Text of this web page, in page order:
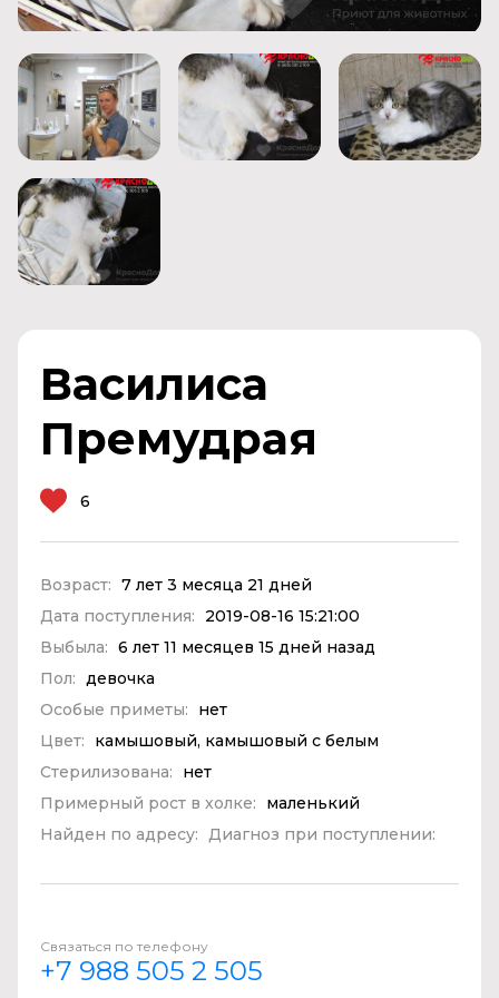
Василиса
Премудрая
6
Возраст: 7 лет 3 месяца 21 дней
Дата поступления:
2019-08-16 15:21:00
Выбыла: 6 лет 11 месяцев 15 дней назад
Пол: девочка
Особые приметы:
нет
Цвет:
камышовый, камышовый с белым
Стерилизована:
нет
Примерный рост в холке:
маленький
Найден по адресу: Диагноз при поступлении:
Связаться по телефону
+7 988 505 2 505